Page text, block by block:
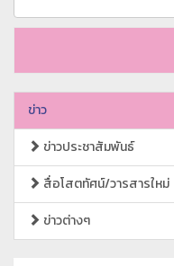
ข่าว
ข่าวประชาสัมพันธ์
สื่อโสตทัศน์/วารสารใหม่
ข่าวต่างๆ